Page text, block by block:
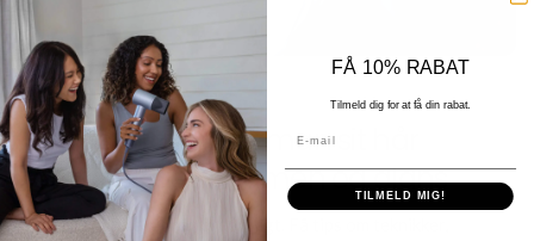
JANUARY 13 2026
Hvordan føntørrer man sit hår
korrekt? Øget volumen og glans
Lær at føntørre dit hår ordentligt. Få tips om teknikker,
FÅ 10% RABAT
Tilmeld dig for at få din rabat.
TILMELD MIG!